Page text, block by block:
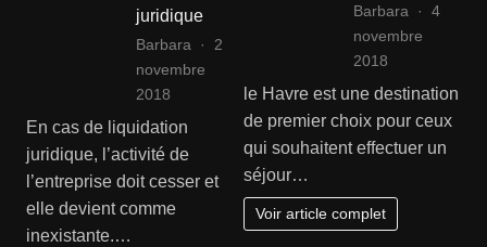
juridique
Barbara
2
novembre
2018
En cas de liquidation
juridique, l’activité de
l’entreprise doit cesser et
elle devient comme
inexistante.…
Barbara
4
novembre
2018
le Havre est une destination
de premier choix pour ceux
qui souhaitent effectuer un
séjour…
Voir article complet